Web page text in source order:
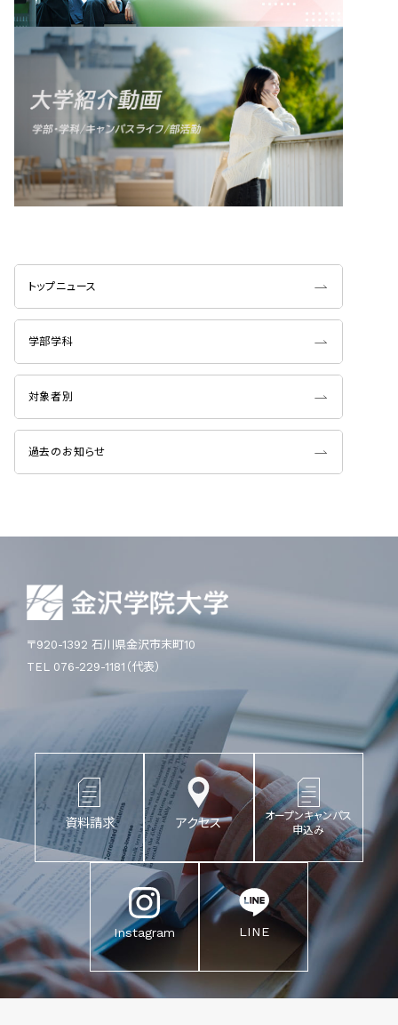
トップニュース
学部学科
対象者別
過去のお知らせ
〒920-1392 石川県金沢市末町10
TEL 076-229-1181（代表）
資料請求 アクセス
オープンキャンパス
申込み
Instagram LINE